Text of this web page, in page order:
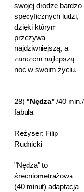
swojej drodze bardzo
specyficznych ludzi,
dzięki którym
przeżywa
najdziwniejszą, a
zarazem najlepszą
noc w swoim życiu.
28) "Nędza" /40 min./
fabuła
Reżyser: Filip
Rudnicki
"Nędza" to
średniometrażowa
(40 minut) adaptacja